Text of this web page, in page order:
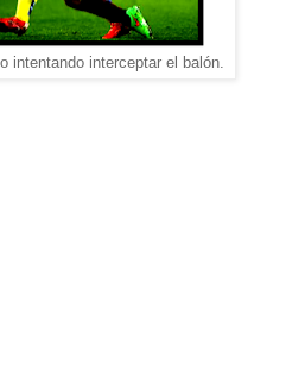
intentando interceptar el balón.